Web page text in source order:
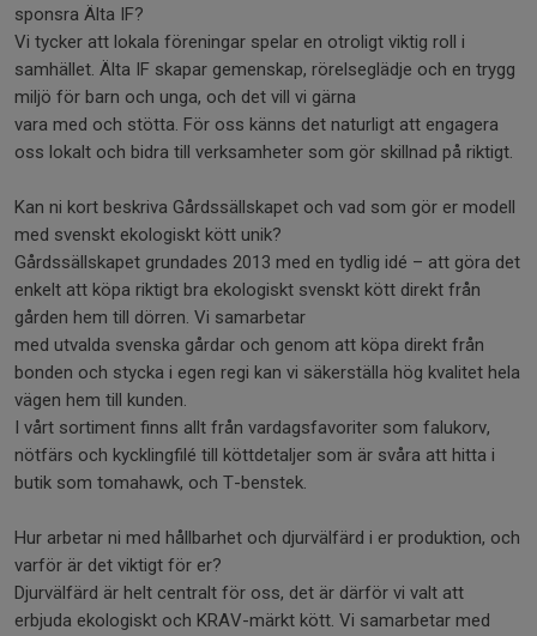
sponsra Älta IF?
Vi tycker att lokala föreningar spelar en otroligt viktig roll i
samhället. Älta IF skapar gemenskap, rörelseglädje och en trygg
miljö för barn och unga, och det vill vi gärna
vara med och stötta. För oss känns det naturligt att engagera
oss lokalt och bidra till verksamheter som gör skillnad på riktigt.
Kan ni kort beskriva Gårdssällskapet och vad som gör er modell
med svenskt ekologiskt kött unik?
Gårdssällskapet grundades 2013 med en tydlig idé – att göra det
enkelt att köpa riktigt bra ekologiskt svenskt kött direkt från
gården hem till dörren. Vi samarbetar
med utvalda svenska gårdar och genom att köpa direkt från
bonden och stycka i egen regi kan vi säkerställa hög kvalitet hela
vägen hem till kunden.
I vårt sortiment finns allt från vardagsfavoriter som falukorv,
nötfärs och kycklingfilé till köttdetaljer som är svåra att hitta i
butik som tomahawk, och T-benstek.
Hur arbetar ni med hållbarhet och djurvälfärd i er produktion, och
varför är det viktigt för er?
Djurvälfärd är helt centralt för oss, det är därför vi valt att
erbjuda ekologiskt och KRAV-märkt kött. Vi samarbetar med